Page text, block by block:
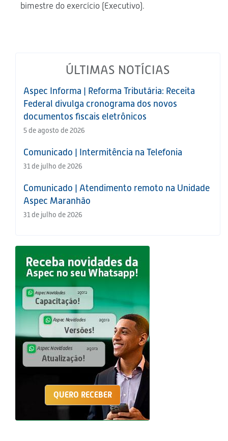
bimestre do exercício (Executivo).
ÚLTIMAS NOTÍCIAS
Aspec Informa | Reforma Tributária: Receita
Federal divulga cronograma dos novos
documentos fiscais eletrônicos
5 de agosto de 2026
Comunicado | Intermitência na Telefonia
31 de julho de 2026
Comunicado | Atendimento remoto na Unidade
Aspec Maranhão
31 de julho de 2026
QUERO RECEBER